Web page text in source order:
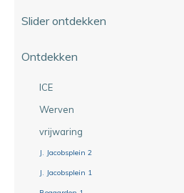
Slider ontdekken
Ontdekken
ICE
Werven
vrijwaring
J. Jacobsplein 2
J. Jacobsplein 1